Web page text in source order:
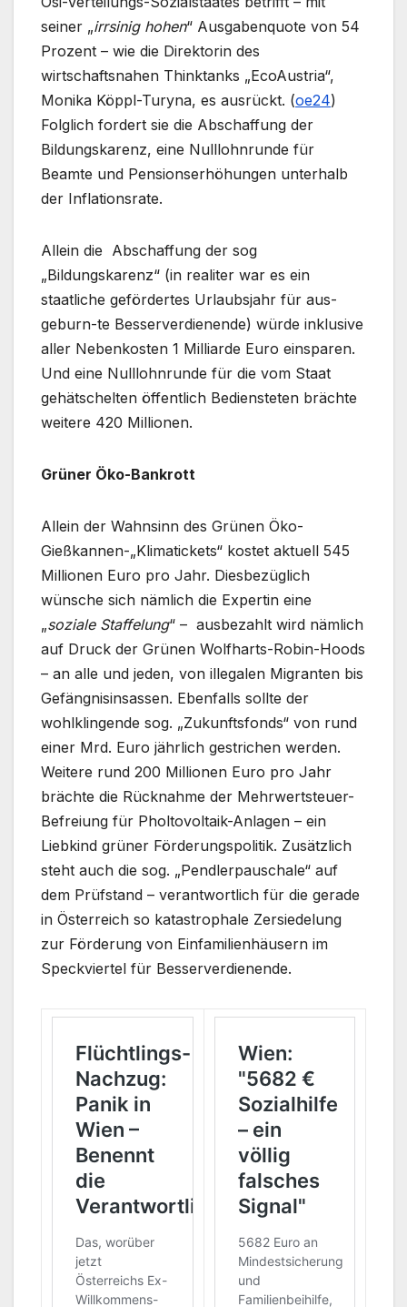
seiner „irrsinig hohen“ Ausgabenquote von 54
Prozent – wie die Direktorin des
wirtschaftsnahen Thinktanks „EcoAustria“,
Monika Köppl-Turyna, es ausrückt. (oe24)
Folglich fordert sie die Abschaffung der
Bildungskarenz, eine Nulllohnrunde für
Beamte und Pensionserhöhungen unterhalb
der Inflationsrate.
Allein die Abschaffung der sog
„Bildungskarenz“ (in realiter war es ein
staatliche gefördertes Urlaubsjahr für aus-
geburn-te Besserverdienende) würde inklusive
aller Nebenkosten 1 Milliarde Euro einsparen.
Und eine Nulllohnrunde für die vom Staat
gehätschelten öffentlich Bediensteten brächte
weitere 420 Millionen.
Grüner Öko-Bankrott
Allein der Wahnsinn des Grünen Öko-
Gießkannen-„Klimatickets“ kostet aktuell 545
Millionen Euro pro Jahr. Diesbezüglich
wünsche sich nämlich die Expertin eine
„soziale Staffelung“ – ausbezahlt wird nämlich
auf Druck der Grünen Wolfharts-Robin-Hoods
– an alle und jeden, von illegalen Migranten bis
Gefängnisinsassen. Ebenfalls sollte der
wohlklingende sog. „Zukunftsfonds“ von rund
einer Mrd. Euro jährlich gestrichen werden.
Weitere rund 200 Millionen Euro pro Jahr
brächte die Rücknahme der Mehrwertsteuer-
Befreiung für Pholtovoltaik-Anlagen – ein
Liebkind grüner Förderungspolitik. Zusätzlich
steht auch die sog. „Pendlerpauschale“ auf
dem Prüfstand – verantwortlich für die gerade
in Österreich so katastrophale Zersiedelung
zur Förderung von Einfamilienhäusern im
Speckviertel für Besserverdienende.